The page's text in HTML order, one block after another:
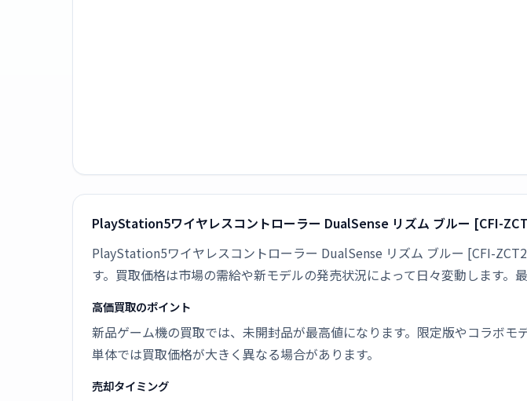
PlayStation5ワイヤレスコントローラー DualSense リズム ブルー [CFI-
PlayStation5ワイヤレスコントローラー DualSense リズム ブルー [CFI-
す。買取価格は市場の需給や新モデルの発売状況によって日々変動します。
高価買取のポイント
新品ゲーム機の買取では、未開封品が最高値になります。限定版やコラボ
単体では買取価格が大きく異なる場合があります。
売却タイミング